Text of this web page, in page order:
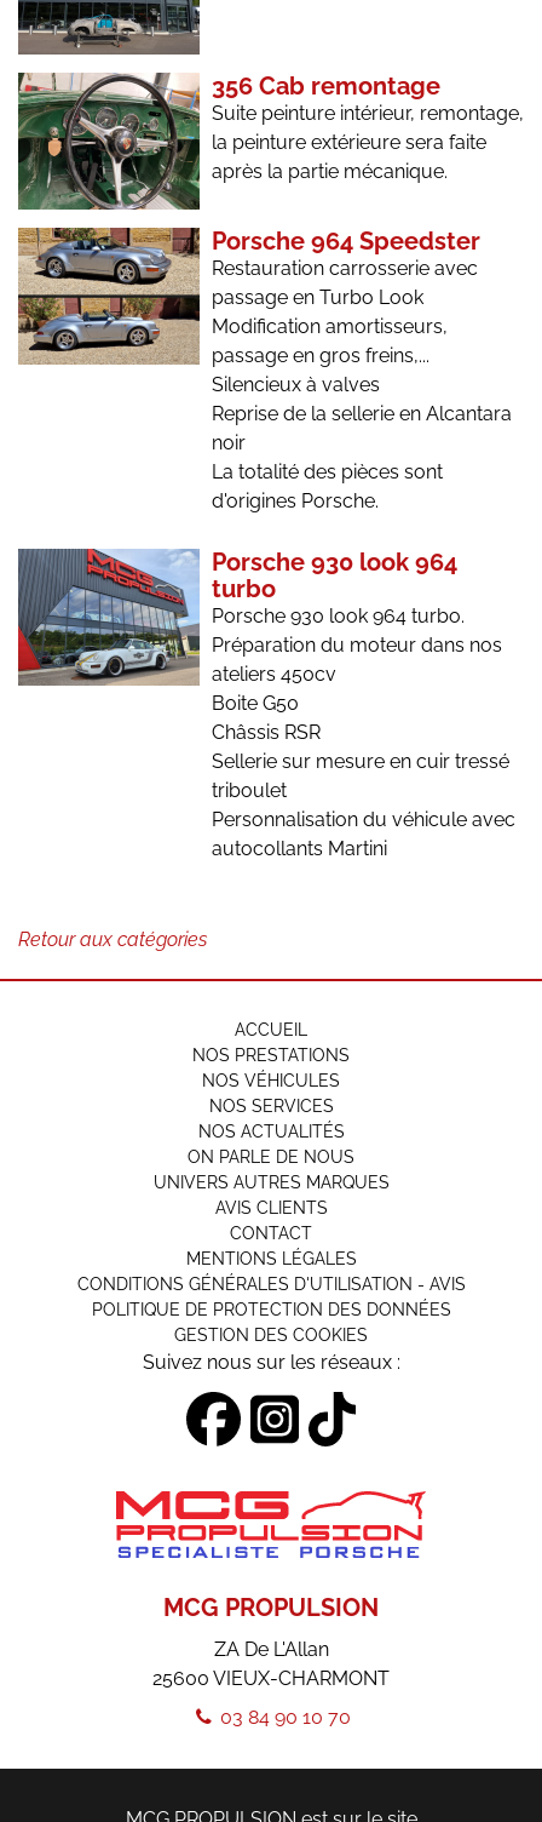
356 Cab remontage
Suite peinture intérieur, remontage,
la peinture extérieure sera faite
après la partie mécanique.
Porsche 964 Speedster
Restauration carrosserie avec
passage en Turbo Look
Modification amortisseurs,
passage en gros freins,...
Silencieux à valves
Reprise de la sellerie en Alcantara
noir
La totalité des pièces sont
d'origines Porsche.
Porsche 930 look 964
turbo
Porsche 930 look 964 turbo.
Préparation du moteur dans nos
ateliers 450cv
Boite G50
Châssis RSR
Sellerie sur mesure en cuir tressé
triboulet
Personnalisation du véhicule avec
autocollants Martini
Retour aux catégories
ACCUEIL
NOS PRESTATIONS
NOS VÉHICULES
NOS SERVICES
NOS ACTUALITÉS
ON PARLE DE NOUS
UNIVERS AUTRES MARQUES
AVIS CLIENTS
CONTACT
MENTIONS LÉGALES
CONDITIONS GÉNÉRALES D'UTILISATION - AVIS
POLITIQUE DE PROTECTION DES DONNÉES
GESTION DES COOKIES
Suivez nous sur les réseaux :
MCG PROPULSION
ZA De L'Allan
25600 VIEUX-CHARMONT
03 84 90 10 70